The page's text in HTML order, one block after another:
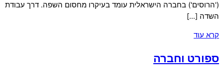
('הרוסים') בחברה הישראלית עומד בעיקרו מחסום השפה. דרך עבודת
השדה […]
קרא עוד
ספורט וחברה